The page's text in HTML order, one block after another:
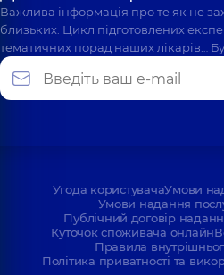
Важлива інформація про те як не
близьких. Цикл підготовлених
тематичних порад наших лікарів…
Угода користувачаУмови
Умови надання
Публічний договір
Куточок споживача онлайн
Правила
Політика приватності та